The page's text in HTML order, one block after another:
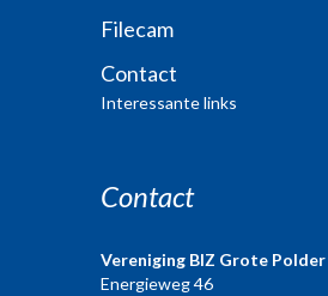
Filecam
Contact
Interessante links
Contact
Vereniging BIZ Grote Polder
Energieweg 46